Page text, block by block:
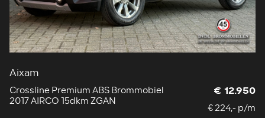
Aixam
Crossline Premium ABS Brommobiel
2017 AIRCO 15dkm ZGAN
€ 12.950
€ 224,- p/m